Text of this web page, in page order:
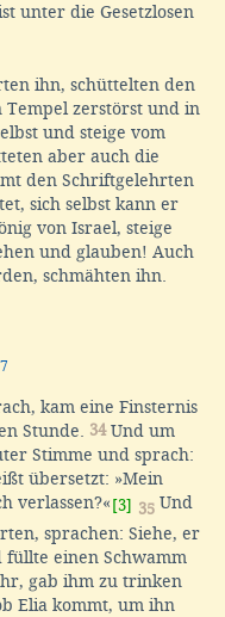
unter die Gesetzlosen
ihn, schüttelten den
zerstörst und in
und steige vom
aber auch die
den Schriftgelehrten
sich selbst kann er
von Israel, steige
und glauben! Auch
schmähten ihn.
kam eine Finsternis
Stunde. 34Und um
Stimme und sprach:
übersetzt: »Mein
verlassen?« [3] 35 Und
sprachen: Siehe, er
einen Schwamm
gab ihm zu trinken
Elia kommt, um ihn